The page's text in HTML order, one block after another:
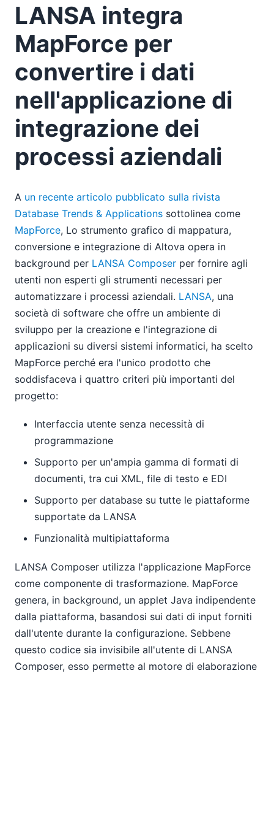
04
05
06
08
10
11
12
2007
LANSA integra
MapForce per
convertire i dati
nell'applicazione di
integrazione dei
processi aziendali
A un recente articolo pubblicato sulla rivista
Database Trends & Applications sottolinea come
MapForce, Lo strumento grafico di mappatura,
conversione e integrazione di Altova opera in
background per LANSA Composer per fornire agli
utenti non esperti gli strumenti necessari per
automatizzare i processi aziendali. LANSA, una
società di software che offre un ambiente di
sviluppo per la creazione e l'integrazione di
applicazioni su diversi sistemi informatici, ha scelto
MapForce perché era l'unico prodotto che
soddisfaceva i quattro criteri più importanti del
progetto:
Interfaccia utente senza necessità di
programmazione
Supporto per un'ampia gamma di formati di
documenti, tra cui XML, file di testo e EDI
Supporto per database su tutte le piattaforme
supportate da LANSA
Funzionalità multipiattaforma
LANSA Composer utilizza l'applicazione MapForce
come componente di trasformazione. MapForce
genera, in background, un applet Java indipendente
dalla piattaforma, basandosi sui dati di input forniti
dall'utente durante la configurazione. Sebbene
questo codice sia invisibile all'utente di LANSA
Composer, esso permette al motore di elaborazione